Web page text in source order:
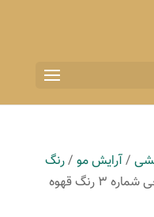
/آرایش مو/رنگ
/ رنگ مو مدیا سری طبیعی شماره 3 رنگ قهوه